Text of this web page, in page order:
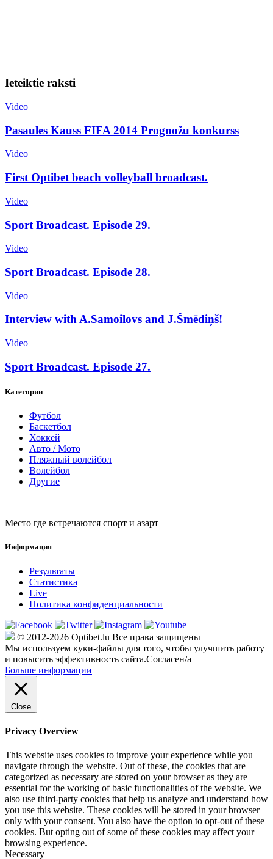
Ieteiktie raksti
Video
Pasaules Kauss FIFA 2014 Prognožu konkurss
Video
First Optibet beach volleyball broadcast.
Video
Sport Broadcast. Episode 29.
Video
Sport Broadcast. Episode 28.
Video
Interview with A.Samoilovs and J.Šmēdiņš!
Video
Sport Broadcast. Episode 27.
Категории
Футбол
Баскетбол
Хоккей
Авто / Мото
Пляжный волейбол
Волейбол
Другие
Место где встречаются спорт и азарт
Информация
Результаты
Статистика
Live
Политика конфиденциальности
© 2012-2026 Optibet.lu Все права защищены
Мы используем куки-файлы для того, чтобы улучшить работу
и повысить эффективность сайта.Согласен/а
Больше информации
Close
Privacy Overview
This website uses cookies to improve your experience while you
navigate through the website. Out of these, the cookies that are
categorized as necessary are stored on your browser as they are
essential for the working of basic functionalities of the website. We
also use third-party cookies that help us analyze and understand how
you use this website. These cookies will be stored in your browser
only with your consent. You also have the option to opt-out of these
cookies. But opting out of some of these cookies may affect your
browsing experience.
Necessary